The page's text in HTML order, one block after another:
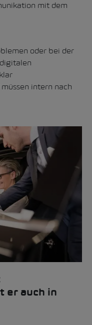
mit dem
oder bei der
intern nach
er auch in